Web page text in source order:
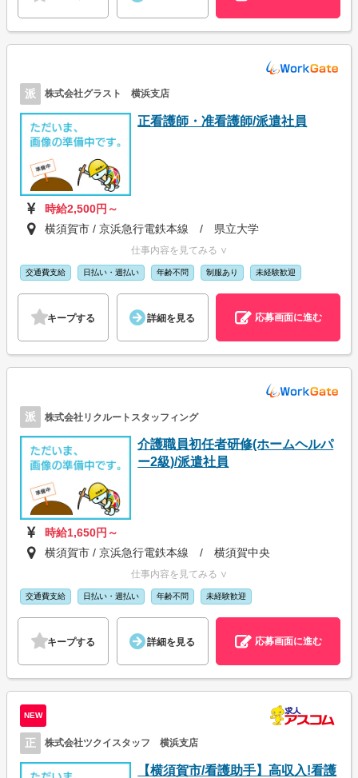
派 株式会社グラスト 横浜支店
正看護師・准看護師/派遣社員
時給2,500円～
横須賀市 / 京浜急行電鉄本線 / 県立大学
仕事内容を見てみる ∨
交通費支給 日払い・週払い 年齢不問 制服あり 未経験歓迎
キープする 詳細を見る 応募画面に進む
派 株式会社リクルートスタッフィング
介護職員初任者研修(ホームヘルパ
ー2級)/派遣社員
時給1,650円～
横須賀市 / 京浜急行電鉄本線 / 横須賀中央
仕事内容を見てみる ∨
交通費支給 日払い・週払い 年齢不問 未経験歓迎
キープする 詳細を見る 応募画面に進む
NEW
正 株式会社ツクイスタッフ 横浜支店
【横須賀市/看護助手】高収入!看護